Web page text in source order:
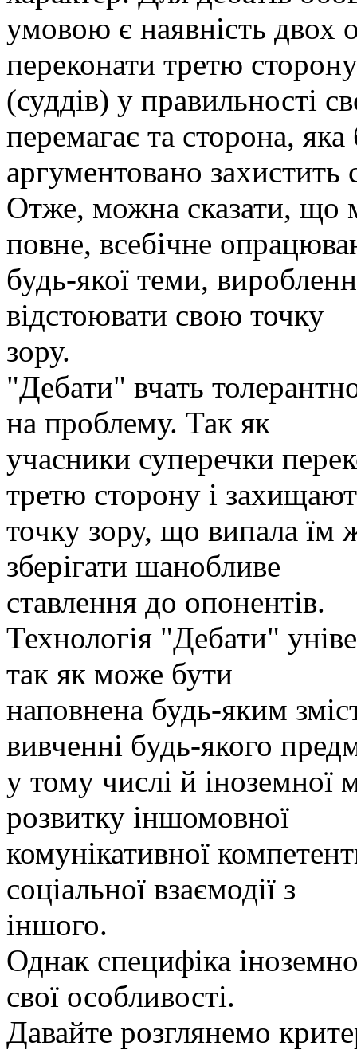
умовою є наявність двох
переконати третю сторону
(суддів) у правильності
перемагає та сторона,
аргументовано
Отже, можна сказати, що
повне, всебічне
будь-якої теми,
відстоювати свою точку
зору.
"Дебати" вчать
на проблему. Так як
учасники суперечки
третю сторону і
точку зору, що випала їм
зберігати шанобливе
ставлення до опонентів.
Технологія "Дебати"
так як може бути
наповнена будь-яким
вивченні будь-якого
у тому числі й іноземної
розвитку іншомовної
комунікативної
соціальної взаємодії з
іншого.
Однак специфіка
свої особливості.
Давайте розглянемо